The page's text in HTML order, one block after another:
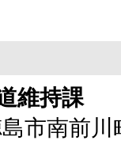
維持課
市南前川